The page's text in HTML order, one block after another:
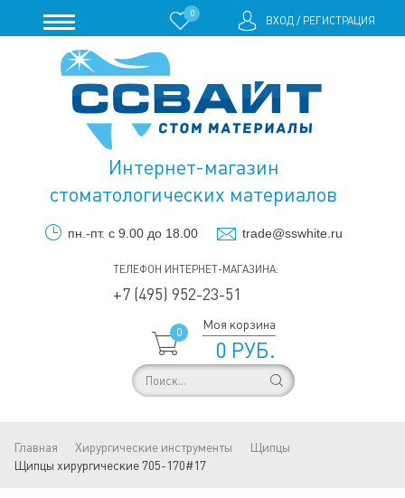
0
ВХОД/ РЕГИСТРАЦИЯ
Интернет-магазин
стоматологических материалов
пн.-пт. с 9.00 до 18.00 trade@sswhite.ru
ТЕЛЕФОН ИНТЕРНЕТ-МАГАЗИНА:
+7 (495) 952-23-51
0
Моя корзина
0 РУБ.
Главная Хирургические инструменты
Щипцы
Щипцы хирургические 705-170#17